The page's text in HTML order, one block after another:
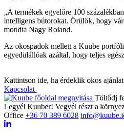
„A termékek egyelőre 100
intelligens bútorokat. Örülök, hogy
mondta Nagy Roland.
Az okospadok mellett a Kuube
egyedülállóak azáltal, hogy teljes
Kattintson ide, ha érdeklik okos
Kapcsolat
Töltődj
Legyél Kuuber! Vegyél részt a
Office +36 70 389 6028